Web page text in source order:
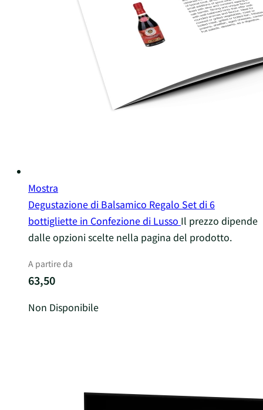
Mostra
Degustazione di Balsamico Regalo Set di 6
bottigliette in Confezione di Lusso Il prezzo dipende
dalle opzioni scelte nella pagina del prodotto.
A partire da
63,50
Non Disponibile